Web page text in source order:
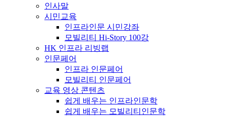
인사말
시민교육
인프라인문 시민강좌
모빌리티 Hi-Story 100강
HK 인프라 리빙랩
인문페어
인프라 인문페어
모빌리티 인문페어
교육 영상 콘텐츠
쉽게 배우는 인프라인문학
쉽게 배우는 모빌리티인문학